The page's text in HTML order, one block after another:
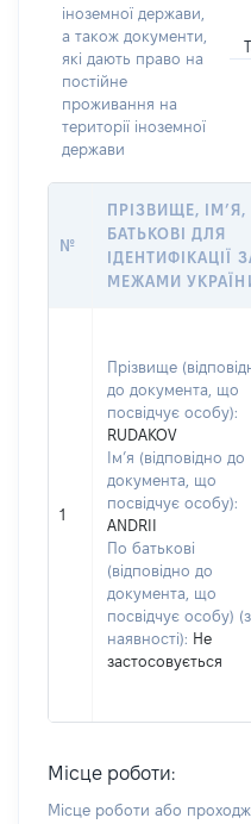
іноземної держави,
а також документи,
які дають право на
постійне
проживання на
території іноземної
держави
№
ПРІЗВИЩЕ, ІМ’Я,
БАТЬКОВІ ДЛЯ
ІДЕНТИФІКАЦІЇ
МЕЖАМИ
1
Прізвище
до документа, що
посвідчує особу):
RUDAKOV
Ім’я (відповідно до
документа, що
посвідчує особу):
ANDRII
По батькові
(відповідно до
документа, що
посвідчує особу)
наявності): Не
застосовується
Місце роботи:
Місце роботи або